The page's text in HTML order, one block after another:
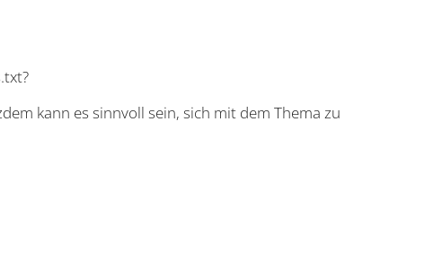
kann es sinnvoll sein, sich mit dem Thema zu